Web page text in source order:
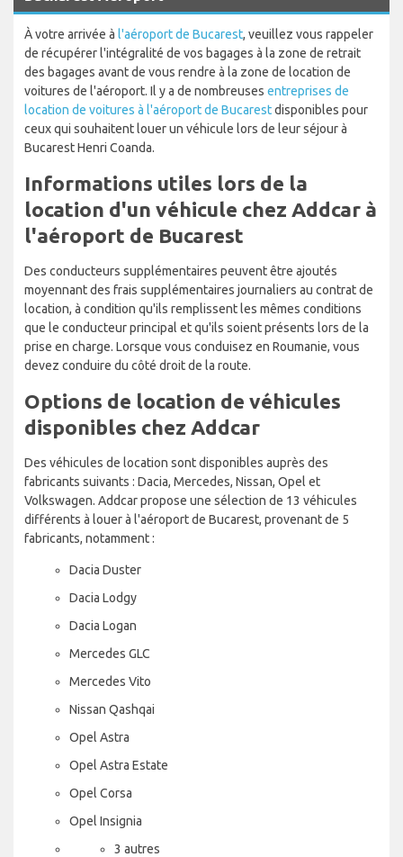
À votre arrivée à l'aéroport de Bucarest, veuillez vous rappeler
de récupérer l'intégralité de vos bagages à la zone de retrait
des bagages avant de vous rendre à la zone de location de
voitures de l'aéroport. Il y a de nombreuses entreprises de
location de voitures à l'aéroport de Bucarestdisponibles pour
ceux qui souhaitent louer un véhicule lors de leur séjour à
Bucarest Henri Coanda.
Informations utiles lors de la
location d'un véhicule chez Addcar à
l'aéroport de Bucarest
Des conducteurs supplémentaires peuvent être ajoutés
moyennant des frais supplémentaires journaliers au contrat de
location, à condition qu'ils remplissent les mêmes conditions
que le conducteur principal et qu'ils soient présents lors de la
prise en charge. Lorsque vous conduisez en Roumanie, vous
devez conduire du côté droit de la route.
Options de location de véhicules
disponibles chez Addcar
Des véhicules de location sont disponibles auprès des
fabricants suivants : Dacia, Mercedes, Nissan, Opel et
Volkswagen. Addcar propose une sélection de 13 véhicules
différents à louer à l'aéroport de Bucarest, provenant de 5
fabricants, notamment :
Dacia Duster
Dacia Lodgy
Dacia Logan
Mercedes GLC
Mercedes Vito
Nissan Qashqai
Opel Astra
Opel Astra Estate
Opel Corsa
Opel Insignia
3 autres